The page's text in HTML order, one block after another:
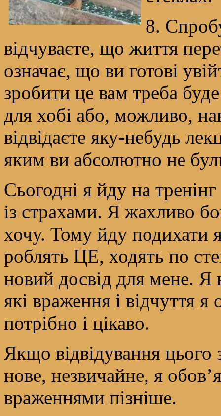
8.
відчуваєте, що життя
означає, що ви готові
зробити це вам треба
для хобі або, можливо,
відвідаєте яку-небудь
яким ви абсолютно не
Сьогодні я йду на
із страхами. Я жахливо
хочу. Тому йду подихати
роблять ЦЕ, ходять по
новий досвід для мене. Я
які враження і відчуття
потрібно і цікаво.
Якщо відвідування
нове, незвичайне, я
враженнями пізніше.